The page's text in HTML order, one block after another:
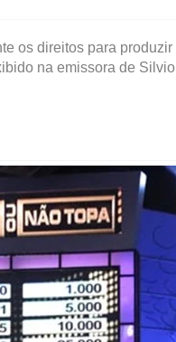
os direitos para
na emissora de